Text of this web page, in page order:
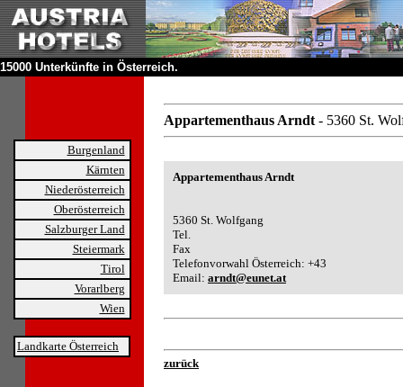
15000 Unterkünfte in Österreich.
Burgenland
Kärnten
Niederösterreich
Oberösterreich
Salzburger Land
Steiermark
Tirol
Vorarlberg
Wien
Landkarte Österreich
Appartementhaus Arndt - 5360 St.
Appartementhaus Arndt
5360 St. Wolfgang
Tel.
Fax
Telefonvorwahl Österreich: +43
Email: arndt@eunet.at
zurück